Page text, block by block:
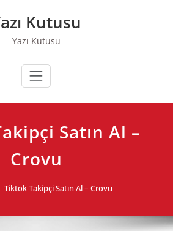
Kutusu
Yazı Kutusu
Satın Al –
Crovu
Tiktok Takipçi Satın Al – Crovu